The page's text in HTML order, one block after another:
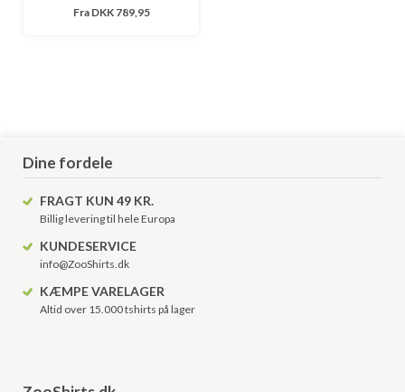
Fra DKK 789,95
Dine fordele
FRAGT KUN 49 KR.
Billig levering til hele Europa
KUNDESERVICE
info@ZooShirts.dk
KÆMPE VARELAGER
Altid over 15.000 tshirts på lager